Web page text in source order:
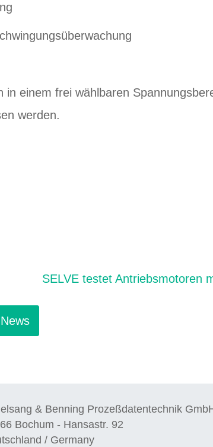
einem frei wählbaren
werden.
SELVE testet Antriebsmotoren
& Benning Prozeßdatentechnik
Bochum - Hansastr. 92
/ Germany